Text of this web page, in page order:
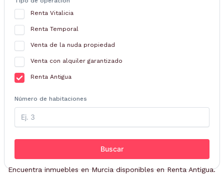
Renta Vitalicia
Renta Temporal
Venta de la nuda propiedad
Venta con alquiler garantizado
Renta Antigua
Número de habitaciones
Buscar
Encuentra inmuebles en Murcia disponibles en Renta Antigua.